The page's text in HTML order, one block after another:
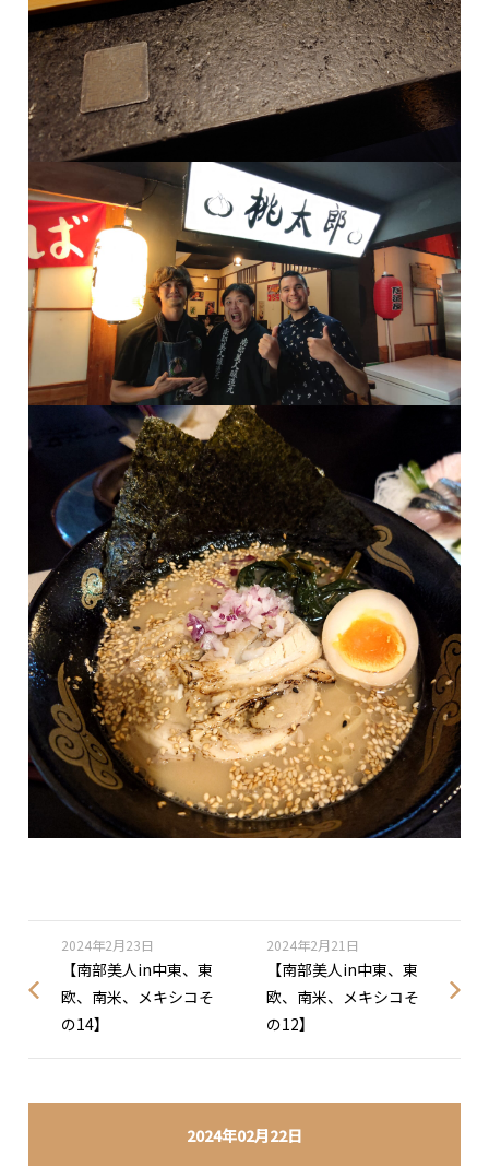
2024年02月22日
2024年2月23日
【南部美人in中東、東
欧、南米、メキシコそ
の14】
2024年2月21日
【南部美人in中東、東
欧、南米、メキシコそ
の12】